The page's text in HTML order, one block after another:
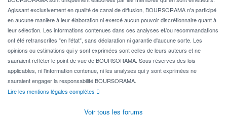
Agissant exclusivement en qualité de canal de diffusion, BOURSORAMA n'a participé
en aucune manière à leur élaboration ni exercé aucun pouvoir discrétionnaire quant à
leur sélection. Les informations contenues dans ces analyses et/ou recommandations
ont été retranscrites "en l'état", sans déclaration ni garantie d'aucune sorte. Les
opinions ou estimations qui y sont exprimées sont celles de leurs auteurs et ne
sauraient refléter le point de vue de BOURSORAMA. Sous réserves des lois
applicables, ni l'information contenue, ni les analyses qui y sont exprimées ne
sauraient engager la responsabilité BOURSORAMA.
Lire les mentions légales complètes
Voir tous les forums